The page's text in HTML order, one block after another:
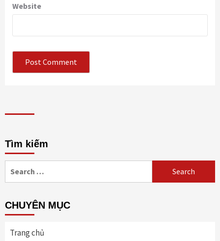
Website
Tìm kiếm
for:
CHUYÊN MỤC
Trang chủ